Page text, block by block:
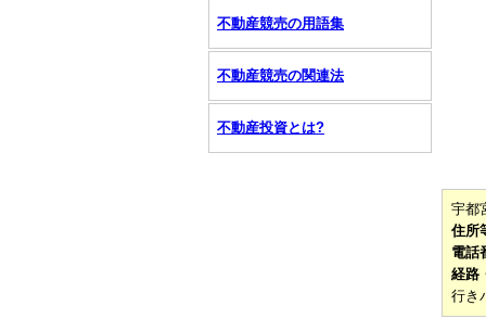
宇都
住所
電話
経路
行き
不動産競売の用語集
不動産競売の関連法
不動産投資とは?